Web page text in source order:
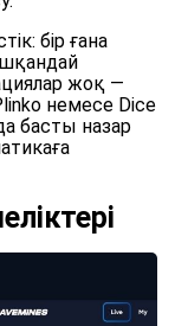
бір ғана
жоқ —
немесе Dice
басты назар